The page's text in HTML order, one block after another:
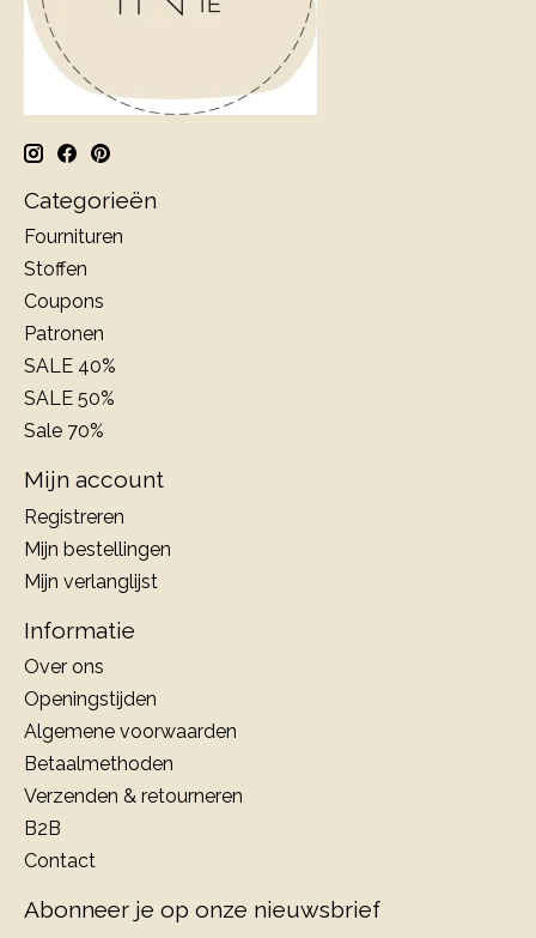
Categorieën
Fournituren
Stoffen
Coupons
Patronen
SALE 40%
SALE 50%
Sale 70%
Mijn account
Registreren
Mijn bestellingen
Mijn verlanglijst
Informatie
Over ons
Openingstijden
Algemene voorwaarden
Betaalmethoden
Verzenden & retourneren
B2B
Contact
Abonneer je op onze nieuwsbrief